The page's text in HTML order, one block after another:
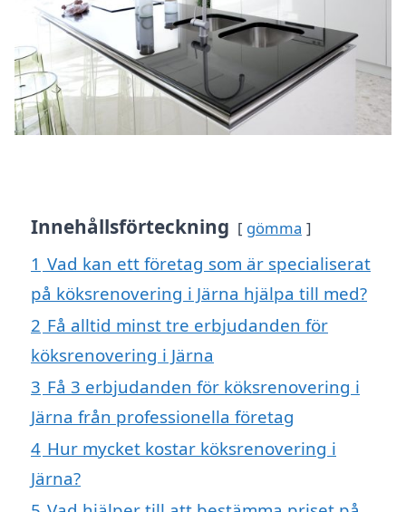
Innehållsförteckning gömma
1 Vad kan ett företag som är specialiserat
på köksrenovering i Järna hjälpa till med?
2 Få alltid minst tre erbjudanden för
köksrenovering i Järna
3 Få 3 erbjudanden för köksrenovering i
Järna från professionella företag
4 Hur mycket kostar köksrenovering i
Järna?